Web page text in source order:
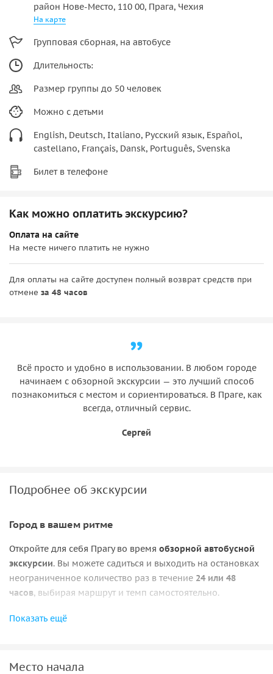
район Нове-Место, 110 00, Прага, Чехия
На карте
Групповая сборная, на автобусе
Длительность:
Размер группы до 50 человек
Можно с детьми
English, Deutsch, Italiano, Русский язык, Español,
castellano, Français, Dansk, Português, Svenska
Билет в телефоне
Как можно оплатить экскурсию?
Оплата на сайте
На месте ничего платить не нужно
Для оплаты на сайте доступен полный возврат средств при
отмене за 48 часов
Всё просто и удобно в использовании. В любом городе
начинаем с обзорной экскурсии — это лучший способ
познакомиться с местом и сориентироваться. В Праге, как
всегда, отличный сервис.
Сергей
Подробнее об экскурсии
Город в вашем ритме
Откройте для себя Прагу во время обзорной автобусной
экскурсии. Вы можете садиться и выходить на остановках
неограниченное количество раз в течение 24 или 48
часов, выбирая маршрут и темп самостоятельно.
Во время поездки гид и
Показать ещё
Место начала